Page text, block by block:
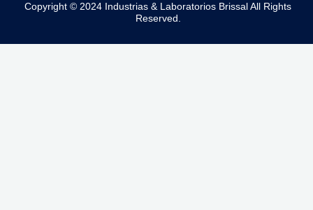
Copyright © 2024 Industrias & Laboratorios Brissal All Rights
Reserved.